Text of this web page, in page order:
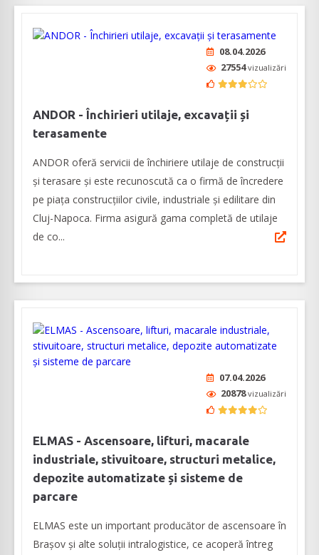
08.04.2026
27554vizualizări
ANDOR - Închirieri utilaje, excavații și
terasamente
ANDOR oferă servicii de închiriere utilaje de construcții
și terasare și este recunoscută ca o firmă de încredere
pe piața construcțiilor civile, industriale și edilitare din
Cluj-Napoca. Firma asigură gama completă de utilaje
de co...
07.04.2026
20878vizualizări
ELMAS - Ascensoare, lifturi, macarale
industriale, stivuitoare, structuri metalice,
depozite automatizate și sisteme de
parcare
ELMAS este un important producător de ascensoare în
Brașov și alte soluții intralogistice, ce acoperă întreg